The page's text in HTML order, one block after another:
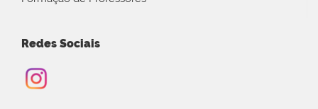
Redes Sociais